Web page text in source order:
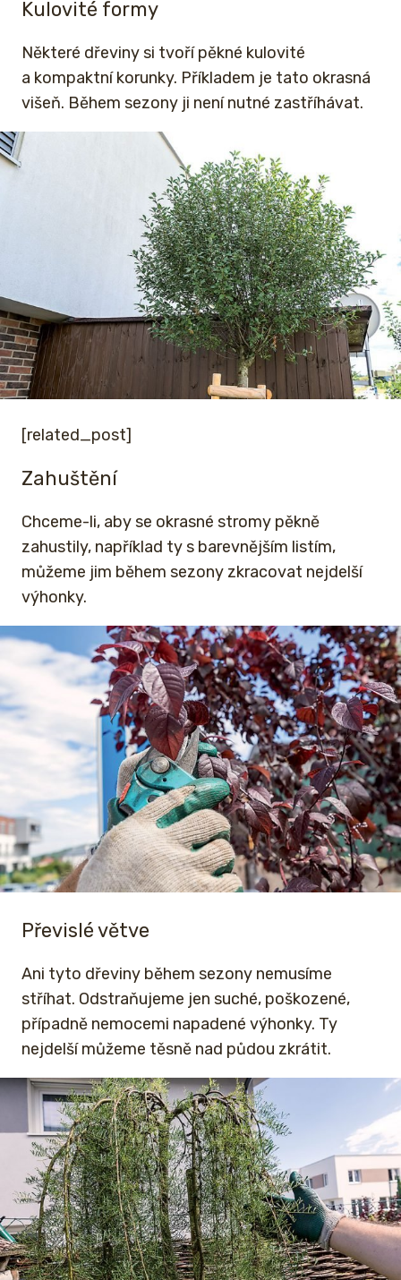
Kulovité formy
Některé dřeviny si tvoří pěkné kulovité
a kompaktní korunky. Příkladem je tato okrasná
višeň. Během sezony ji není nutné zastříhávat.
[related_post]
Zahuštění
Chceme-li, aby se okrasné stromy pěkně
zahustily, například ty s barevnějším listím,
můžeme jim během sezony zkracovat nejdelší
výhonky.
Převislé větve
Ani tyto dřeviny během sezony nemusíme
stříhat. Odstraňujeme jen suché, poškozené,
případně nemocemi napadené výhonky. Ty
nejdelší můžeme těsně nad půdou zkrátit.